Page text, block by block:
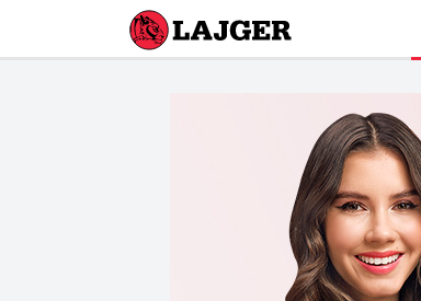
Lajger